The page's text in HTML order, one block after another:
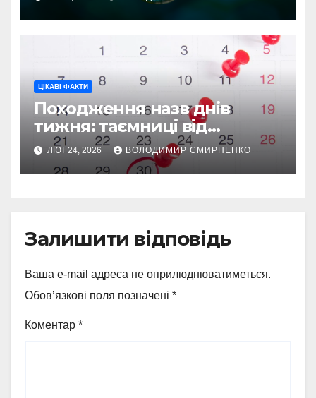
ЦІКАВІ ФАКТИ
Походження назв днів
тижня: таємниці від
Вавилону до Русі
ЛЮТ 24, 2026 ВОЛОДИМИР СМИРНЕНКО
Залишити відповідь
Ваша e-mail адреса не оприлюднюватиметься.
Обов’язкові поля позначені *
Коментар *